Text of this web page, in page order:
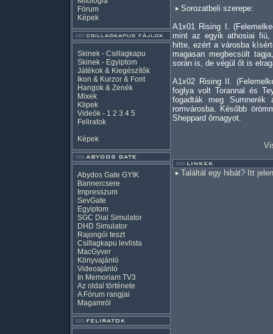
Fórum
Képek
Skinek - Csillagkapu
Skinek - Egyiptom
Játékok & Kiegészítők
Ikon & Kurzor & Font
Hangok & Zenék
Mixek
Klipek
Videók - 1 2 3 4 5
Feliratok
Képek
Abydos Gate GYIK
Bannercsere
Impresszum
SevGate
Egyiptom
SGC Dial Simulator
DHD Simulator
Rajongói teszt
Csillagkapu levlista
MacGyver
Könyvajánló
Videoajánló
In Memoriam TV3
Az oldal története
A Fórum rangjai
Magamról
Sorozatbeli szerepe:
A1x01 Rising I.
mint az egyik athosiai fiú,
hitte, ezért a városba
magasan megbecsült
során is, de végül őt is
A1x02 Rising II.
foglya volt Torannal és
fogadták meg
romvárosba. Később
Sheppard őrnagyot.
Találtál egy hibát? Itt